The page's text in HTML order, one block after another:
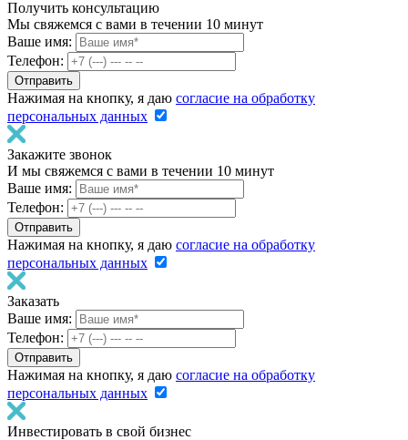
Получить консультацию
Мы свяжемся с вами в течении 10 минут
Ваше имя:
Телефон:
Нажимая на кнопку, я даю согласие на обработку
персональных данных
Закажите звонок
И мы свяжемся с вами в течении 10 минут
Ваше имя:
Телефон:
Нажимая на кнопку, я даю согласие на обработку
персональных данных
Заказать
Ваше имя:
Телефон:
Нажимая на кнопку, я даю согласие на обработку
персональных данных
Инвестировать в свой бизнес